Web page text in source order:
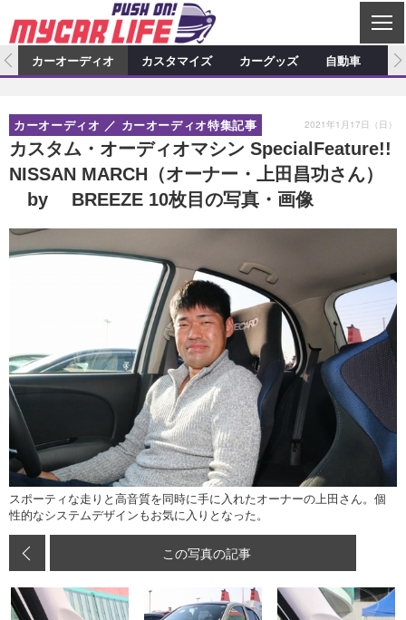
C
L
S
E
カーオーディオ
プロショップ検索 ショップ訪問記
カーオーディオニュース デモカー製作記
その他
カスタマイズ特集記事 カスタマイズ新製品情報
カスタマイズニュース
カーグッズ
カーグッズ特集記事 カーグッズ新製品情報
自動車
スクープ
カーオーディオ カスタマイズ カーグッズ 自動車
カスタム・オーディオマシン SpecialFeature!!
NISSAN MARCH（オーナー・上田昌功さん）
by BREEZE 10枚目の写真・画像
カーオーディオ カーオーディオ特集記事 2021年1月17日（日）
スポーティな走りと高音質を同時に手に入れたオーナーの上田さん。個
性的なシステムデザインもお気に入りとなった。
この写真の記事